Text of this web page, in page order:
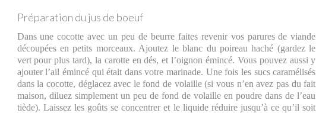
Préparation du jus de boeuf
Dans une cocotte avec un peu de beurre faites revenir vos parures de viande
découpées en petits morceaux. Ajoutez le blanc du poireau haché (gardez le
vert pour plus tard), la carotte en dés, et l’oignon émincé. Vous pouvez aussi y
ajouter l’ail émincé qui était dans votre marinade. Une fois les sucs caramélisés
dans la cocotte, déglacez avec le fond de volaille (si vous n’en avez pas du fait
maison, diluez simplement un peu de fond de volaille en poudre dans de l’eau
tiède). Laissez les goûts se concentrer et le liquide réduire jusqu’à ce qu’il soit